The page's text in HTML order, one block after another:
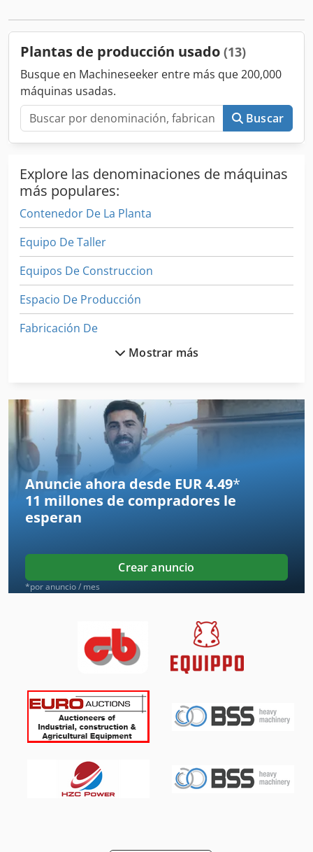
Plantas de producción usado (13)
Busque en Machineseeker entre más que 200,000
máquinas usadas.
Buscar
Explore las denominaciones de máquinas
más populares:
Contenedor De La Planta
Equipo De Taller
Equipos De Construccion
Espacio De Producción
Fabricación De
Fabricación De La Máquina
Impresora De Producción
Maquina Para
Maquinaria De Construccion
Mezcla De Plantas
Máquinas Para
Planta De Concreto
Planta De Energia
Planta De Molienda
Plantas De Destilación
Plantas De Semillero
Producción De Energía
Mostrar más
Anuncie ahora desde EUR 4.49*
11 millones de compradores le
esperan
Crear anuncio
*por anuncio / mes